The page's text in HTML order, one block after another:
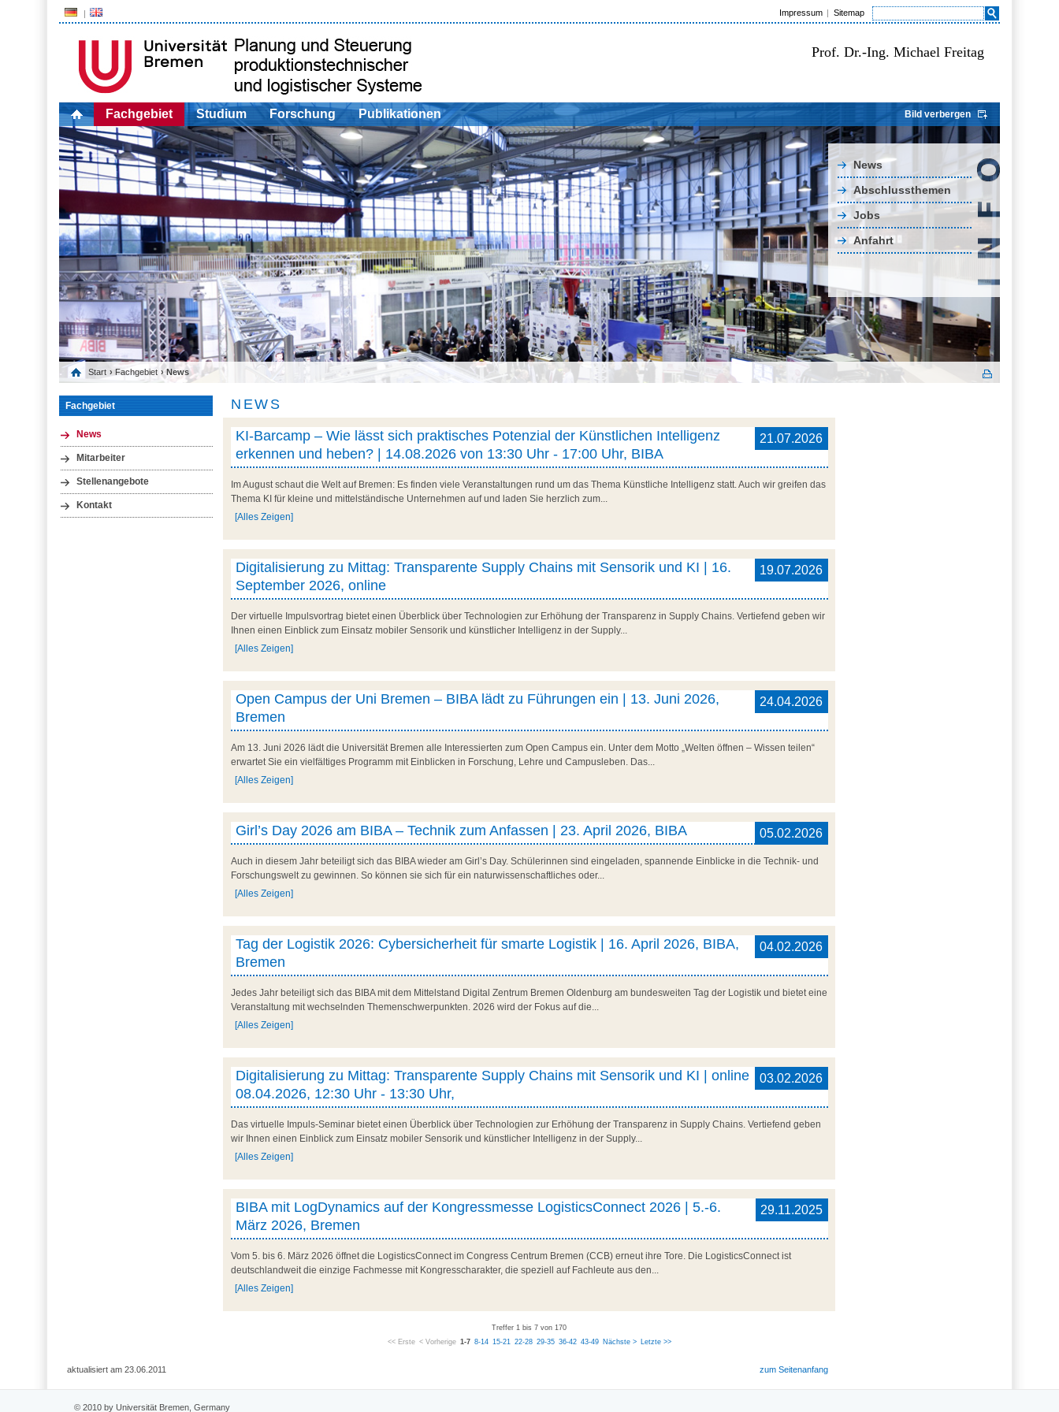
Impressum Sitemap
Prof. Dr.-Ing. Michael Freitag
Fachgebiet Studium Forschung Publikationen Bild verbergen
News
Abschlussthemen
Jobs
Anfahrt
Start › Fachgebiet › News
Fachgebiet
News
Mitarbeiter
Stellenangebote
Kontakt
NEWS
21.07.2026
KI-Barcamp – Wie lässt sich praktisches Potenzial der Künstlichen Intelligenz
erkennen und heben? | 14.08.2026 von 13:30 Uhr - 17:00 Uhr, BIBA
Im August schaut die Welt auf Bremen: Es finden viele Veranstaltungen rund um das Thema Künstliche Intelligenz statt. Auch wir greifen das
Thema KI für kleine und mittelständische Unternehmen auf und laden Sie herzlich zum...
[Alles Zeigen]
19.07.2026
Digitalisierung zu Mittag: Transparente Supply Chains mit Sensorik und KI | 16.
September 2026, online
Der virtuelle Impulsvortrag bietet einen Überblick über Technologien zur Erhöhung der Transparenz in Supply Chains. Vertiefend geben wir
Ihnen einen Einblick zum Einsatz mobiler Sensorik und künstlicher Intelligenz in der Supply...
[Alles Zeigen]
24.04.2026
Open Campus der Uni Bremen – BIBA lädt zu Führungen ein | 13. Juni 2026,
Bremen
Am 13. Juni 2026 lädt die Universität Bremen alle Interessierten zum Open Campus ein. Unter dem Motto „Welten öffnen – Wissen teilen“
erwartet Sie ein vielfältiges Programm mit Einblicken in Forschung, Lehre und Campusleben. Das...
[Alles Zeigen]
05.02.2026
Girl’s Day 2026 am BIBA – Technik zum Anfassen | 23. April 2026, BIBA
Auch in diesem Jahr beteiligt sich das BIBA wieder am Girl’s Day. Schülerinnen sind eingeladen, spannende Einblicke in die Technik- und
Forschungswelt zu gewinnen. So können sie sich für ein naturwissenschaftliches oder...
[Alles Zeigen]
04.02.2026
Tag der Logistik 2026: Cybersicherheit für smarte Logistik | 16. April 2026, BIBA,
Bremen
Jedes Jahr beteiligt sich das BIBA mit dem Mittelstand Digital Zentrum Bremen Oldenburg am bundesweiten Tag der Logistik und bietet eine
Veranstaltung mit wechselnden Themenschwerpunkten. 2026 wird der Fokus auf die...
[Alles Zeigen]
03.02.2026
Digitalisierung zu Mittag: Transparente Supply Chains mit Sensorik und KI | online
08.04.2026, 12:30 Uhr - 13:30 Uhr,
Das virtuelle Impuls-Seminar bietet einen Überblick über Technologien zur Erhöhung der Transparenz in Supply Chains. Vertiefend geben
wir Ihnen einen Einblick zum Einsatz mobiler Sensorik und künstlicher Intelligenz in der Supply...
[Alles Zeigen]
29.11.2025
BIBA mit LogDynamics auf der Kongressmesse LogisticsConnect 2026 | 5.-6.
März 2026, Bremen
Vom 5. bis 6. März 2026 öffnet die LogisticsConnect im Congress Centrum Bremen (CCB) erneut ihre Tore. Die LogisticsConnect ist
deutschlandweit die einzige Fachmesse mit Kongresscharakter, die speziell auf Fachleute aus den...
[Alles Zeigen]
Treffer 1 bis 7 von 170
<< Erste < Vorherige 1-7 8-14 15-21 22-28 29-35 36-42 43-49 Nächste > Letzte >>
aktualisiert am 23.06.2011 zum Seitenanfang
© 2010 by Universität Bremen, Germany